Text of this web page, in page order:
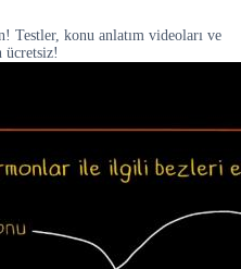
Testler, konu anlatım videoları ve
ücretsiz!